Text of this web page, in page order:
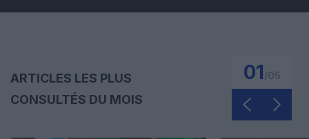
ARTICLES LES PLUS
CONSULTÉS DU MOIS
01